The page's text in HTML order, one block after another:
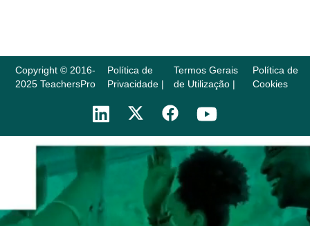
Copyright © 2016-
2025 TeachersPro
Política de
Privacidade |
Termos Gerais
de Utilização |
Política de
Cookies